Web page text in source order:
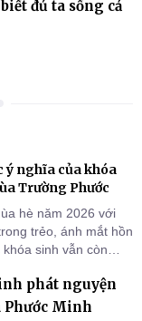
đủ ta sống cả
ý nghĩa của khóa
Trường Phước
hè năm 2026 với
trẻo, ánh mắt hồn
sinh vẫn còn
trở thành hành
phát nguyện
Phước Minh